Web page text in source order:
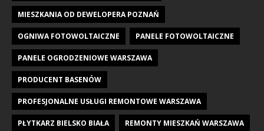
MIESZKANIA OD DEWELOPERA POZNAŃ
OGNIWA FOTOWOLTAICZNE PANELE FOTOWOLTAICZNE
PANELE OGRODZENIOWE WARSZAWA
PRODUCENT BASENÓW
PROFESJONALNE USŁUGI REMONTOWE WARSZAWA
PŁYTKARZ BIELSKO BIAŁA REMONTY MIESZKAŃ WARSZAWA